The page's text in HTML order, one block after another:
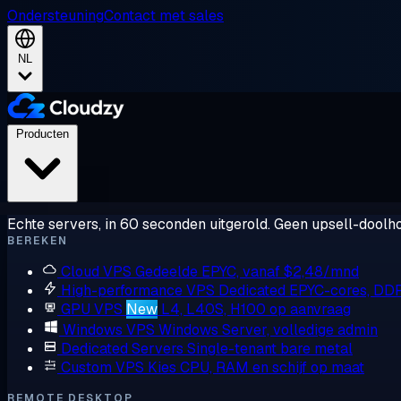
OndersteuningContact met sales
NL
Echte servers, in 60 seconden uitgerold. Geen upsell-
BEREKEN
Cloud VPS Gedeelde EPYC, vanaf $2,48/mnd
High-performance VPS Dedicated EPYC-cores,
GPU VPS New L4, L40S, H100 op aanvraag
Windows VPS Windows Server, volledige admin
Dedicated Servers Single-tenant bare metal
Custom VPS Kies CPU, RAM en schijf op maat